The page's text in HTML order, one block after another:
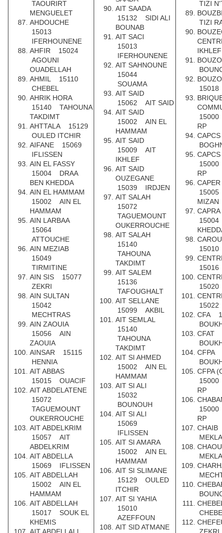
TAOURIRT
MENGUELET
AHDOUCHE
15013
IFERHOUNENE
AHFIR 15024
AGOUNI
OUADELLAH
AHMIL 15110
CHEBEL
AHRIK HORA
15140 TAHOUNA
TAKDIMT
AHTTALA 15129
OULED ITCHIR
AIFANE 15069
IFLISSEN
AIN EL FASSY
15004 DRAA
BEN KHEDDA
AIN EL HAMMAM
15002 AIN EL
HAMMAM
AIN LARBAA
15064
ATTOUCHE
AIN MEZIAB
15049
TIRMITINE
AIN SIS 15077
ZEKRI
AIN SULTAN
15042
MECHTRAS
AIN ZAOUIA
15056 AIN
ZAOUIA
AINSAR 15115
HENNIA
AIT ABBAS
15015 OUACIF
AIT ABDELATENE
15072
TAGUEMOUNT
OUKERROUCHE
AIT ABDELKRIM
15057 AIT
ABDELKRIM
AIT ABDELLA
15069 IFLISSEN
AIT ABDELLAH
15002 AIN EL
HAMMAM
AIT ABDELLAH
15017 SOUK EL
KHEMIS
AIT SAADA
15132 SIDI ALI
BOUNAB
AIT SACI
15013
IFERHOUNENE
AIT SAHNOUNE
15044
SOUAMA
AIT SAID
15062 AIT SAID
AIT SAID
15002 AIN EL
HAMMAM
AIT SAID
15009 AIT
IKHLEF
AIT SAID
OUZEGANE
15039 IRDJEN
AIT SALAH
15072
TAGUEMOUNT
OUKERROUCHE
AIT SALAH
15140
TAHOUNA
TAKDIMT
AIT SALEM
15136
TAFOUGHALT
AIT SELLANE
15099 AKBIL
AIT SEMLAL
15140
TAHOUNA
TAKDIMT
AIT SI AHMED
15002 AIN EL
HAMMAM
AIT SI ALI
15032
BOUNOUH
AIT SI ALI
15069
IFLISSEN
AIT SI AMARA
15002 AIN EL
HAMMAM
AIT SI SLIMANE
15129 OULED
ITCHIR
AIT SI YAHIA
15010
AZEFFOUN
AIT SID ATMANE
TIZI
TIZI
IKHLEF
RP
RP
MIZAN
CFA
CFAT
CFPA
CFPA
RP
RP
MEKLA
MEKLA